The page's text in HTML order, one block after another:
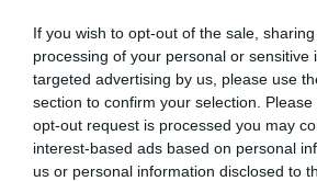
If you wish to opt-out of the sale,
processing of your personal or sensitive
targeted advertising by us, please use
section to confirm your selection.
opt-out request is processed you may
interest-based ads based on personal
us or personal information disclosed to
François Damiensre olyan
kivégzés várt, amely később
rendszer kegyetlenségének…